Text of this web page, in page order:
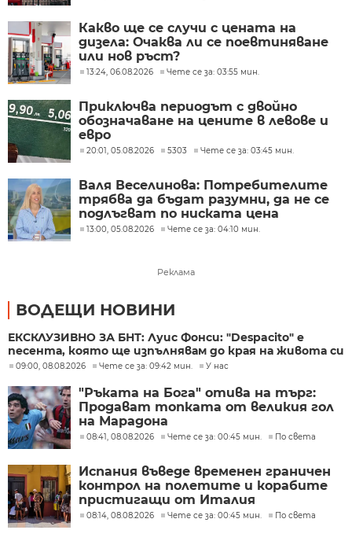
Какво ще се случи с цената на
дизела: Очаква ли се поевтиняване
или нов ръст?
13:24, 06.08.2026 Чете се за: 03:55 мин.
Приключва периодът с двойно
обозначаване на цените в левове и
евро
20:01, 05.08.2026 5303 Чете се за: 03:45 мин.
Валя Веселинова: Потребителите
трябва да бъдат разумни, да не се
подлъгват по ниската цена
13:00, 05.08.2026 Чете се за: 04:10 мин.
Реклама
ВОДЕЩИ НОВИНИ
ЕКСКЛУЗИВНО ЗА БНТ: Луис Фонси: "Despacito" е
песента, която ще изпълнявам до края на живота си
09:00, 08.08.2026 Чете се за: 09:42 мин. У нас
"Ръката на Бога" отива на търг:
Продават топката от великия гол
на Марадона
08:41, 08.08.2026 Чете се за: 00:45 мин. По света
Испания въведе временен граничен
контрол на полетите и корабите
пристигащи от Италия
08:14, 08.08.2026 Чете се за: 00:45 мин. По света